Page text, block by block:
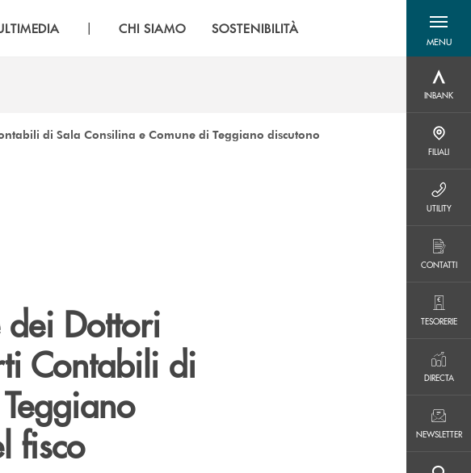
| CHI SIAMO SOSTENIBILITÀ
MENU
menu
INBANK
FILIALI
UTILITY
CONTATTI
TESORERIE
DIRECTA
NEWSLETTER
di Sala Consilina e Comune di Teggiano discutono
dei Dottori
Contabili di
fisco